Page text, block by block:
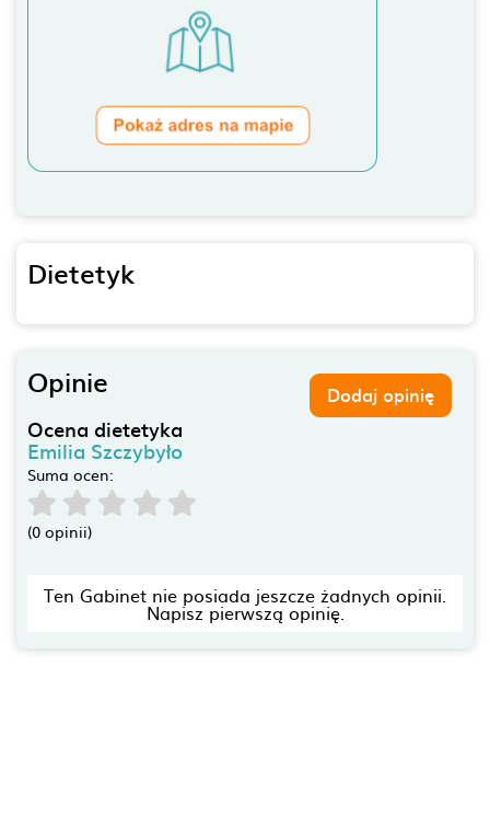
Dietetyk
Opinie Dodaj opinię
Ocena dietetyka
Emilia Szczybyło
Suma ocen:
(0 opinii)
Ten Gabinet nie posiada jeszcze żadnych opinii.
Napisz pierwszą opinię.